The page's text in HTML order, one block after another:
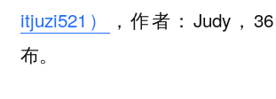
itjuzi521）
，作者：Judy，
布。